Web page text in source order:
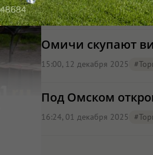
16:47, 23 января #торговля
Омичи скупают
15:00, 12 декабря 2025
Под Омском
16:24, 01 декабря 2025